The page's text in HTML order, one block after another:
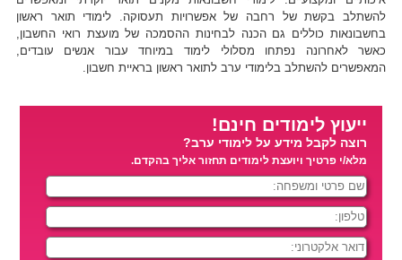
להשתלב בקשת של רחבה של אפשרויות תעסוקה. לימודי תואר ראשון
בחשבונאות כוללים גם הכנה לבחינות ההסמכה של מועצת רואי החשבון,
כאשר לאחרונה נפתחו מסלולי לימוד במיוחד עבור אנשים עובדים,
המאפשרים להשתלב בלימודי ערב לתואר ראשון בראיית חשבון.
ייעוץ לימודים חינם!
רוצה לקבל מידע על לימודי ערב?
מלא/י פרטיך ויועצת לימודים תחזור אליך בהקדם.